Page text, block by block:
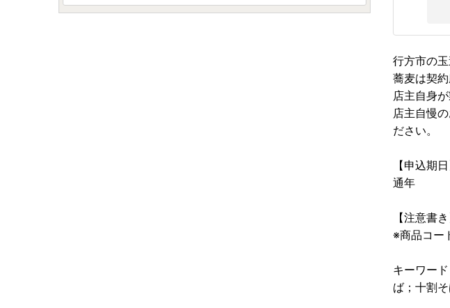
行方市の
蕎麦は契
店主自身
店主自慢
ださい。
【申込期日
通年
【注意書き
※商品コー
キーワー
ば；十割